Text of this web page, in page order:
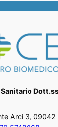
Arci 3, 09042